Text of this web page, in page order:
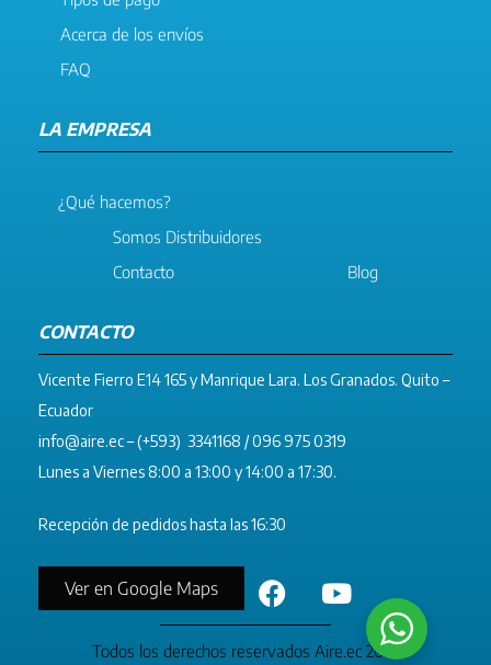
Acerca de los envíos
FAQ
LA EMPRESA
¿Qué hacemos?
Somos Distribuidores
Contacto
Blog
CONTACTO
Vicente Fierro E14 165 y Manrique Lara. Los Granados. Quito –
Ecuador
info@aire.ec– (+593) 3341168 / 096 975 0319
Lunes a Viernes 8:00 a 13:00 y 14:00 a 17:30.
Recepción de pedidos hasta las 16:30
Ver en Google Maps
Todos los derechos reservados Aire.ec 2023